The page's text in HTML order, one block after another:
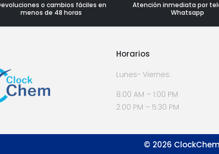
o cambios fáciles en
menos de 48 horas
Atención inmediata por
Whatsapp
Horarios
Lunes- Viernes:
8:00 AM – 1:00 PM
2:00 PM – 5:30 PM
© 2026